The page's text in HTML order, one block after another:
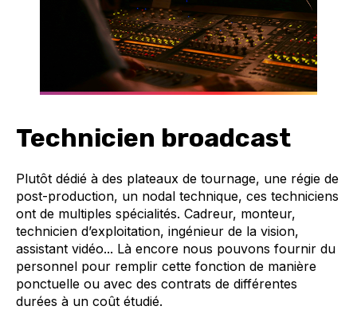
Technicien broadcast
Plutôt dédié à des plateaux de tournage, une régie de
post-production, un nodal technique, ces techniciens
ont de multiples spécialités. Cadreur, monteur,
technicien d’exploitation, ingénieur de la vision,
assistant vidéo... Là encore nous pouvons fournir du
personnel pour remplir cette fonction de manière
ponctuelle ou avec des contrats de différentes
durées à un coût étudié.